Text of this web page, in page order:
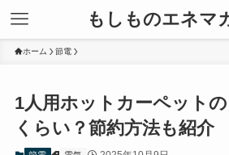
もしものエネマ
ホーム 節電
1人用ホットカーペット
くらい？節約方法も紹介